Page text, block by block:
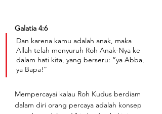
Galatia 4:6
Dan karena kamu adalah anak, maka
Allah telah menyuruh Roh Anak-Nya ke
dalam hati kita, yang berseru: ”ya Abba,
ya Bapa!”
Mempercayai kalau Roh Kudus berdiam
dalam diri orang percaya adalah konsep